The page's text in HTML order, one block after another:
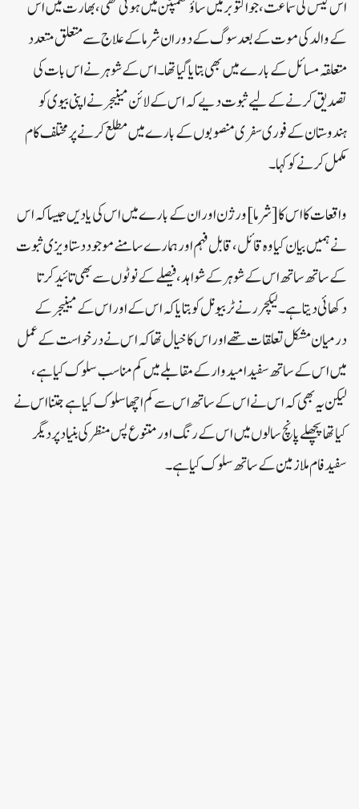
اس کیس کی سماعت، جو اکتوبر میں ساؤتھمپٹن ​​میں ہوئی تھی، بھارت میں اس
کے والد کی موت کے بعد سوگ کے دوران شرما کے علاج سے متعلق متعدد
متعلقہ مسائل کے بارے میں بھی بتایا گیا تھا۔ اس کے شوہر نے اس بات کی
تصدیق کرنے کے لیے ثبوت دیے کہ اس کے لائن مینیجر نے اپنی بیوی کو
ہندوستان کے فوری سفری منصوبوں کے بارے میں مطلع کرنے پر مختلف کام
مکمل کرنے کو کہا۔
واقعات کا اس کا [شرما] ورژن اور ان کے بارے میں اس کی یادیں جیسا کہ اس
نے ہمیں بیان کیا وہ قائل، قابل فہم اور ہمارے سامنے موجود دستاویزی ثبوت
کے ساتھ ساتھ اس کے شوہر کے شواہد، فیصلے کے نوٹوں سے بھی تائید کرتا
دکھائی دیتا ہے۔ لیکچرر نے ٹربیونل کو بتایا کہ اس کے اور اس کے مینیجر کے
درمیان مشکل تعلقات تھے اور اس کا خیال تھا کہ اس نے درخواست کے عمل
میں اس کے ساتھ سفید امیدوار کے مقابلے میں کم مناسب سلوک کیا ہے،
لیکن یہ بھی کہ اس نے اس کے ساتھ اس سے کم اچھا سلوک کیا ہے جتنا اس نے
کیا تھا پچھلے پانچ سالوں میں اس کے رنگ اور متنوع پس منظر کی بنیاد پر دیگر
سفید فام ملازمین کے ساتھ سلوک کیا ہے۔